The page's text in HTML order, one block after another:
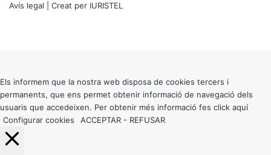
Avís legal | Creat per IURISTEL
button
Els informem que la nostra web disposa de cookies tercers i
permanents, que ens permet obtenir informació de navegació dels
usuaris que accedeixen. Per obtenir més informació fes click aquí
Configurar cookies
ACCEPTAR - REFUSAR